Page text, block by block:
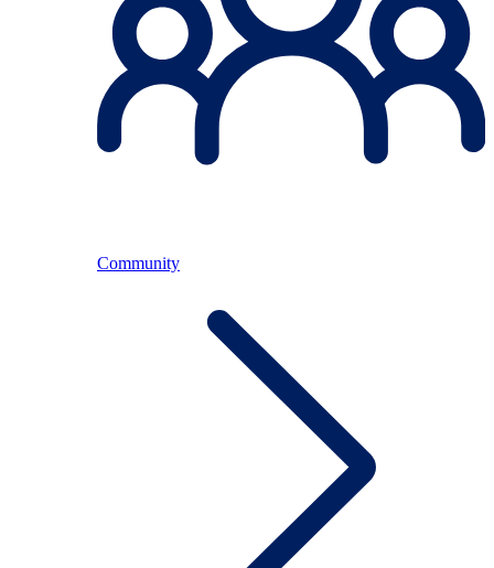
Community